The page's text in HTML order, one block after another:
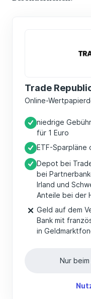
Trade
Online-
niedrige
für 1 Euro
ETF-Sparpläne
Depot bei
bei
Irland und
Anteile bei der
Geld auf dem
Bank mit
in
Nur